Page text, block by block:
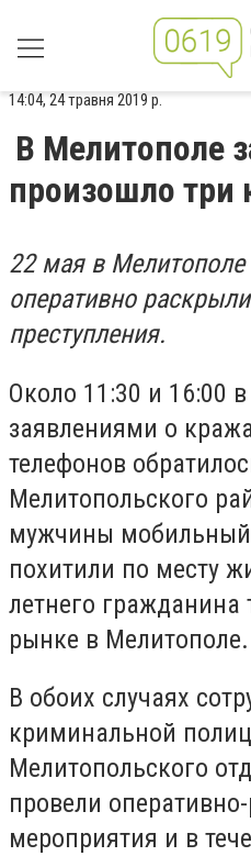
14:04, 24 травня 2019 р.
В Мелитополе
произошло три
22 мая в Мелитополе
оперативно
преступления.
Около 11:30 и 16:00
заявлениями о
телефонов
Мелитопольского
мужчины мобильный
похитили по месту
летнего гражданина
рынке в Мелитополе.
В обоих случаях
криминальной
Мелитопольского
провели
мероприятия и в